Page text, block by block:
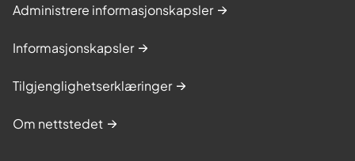
Administrere informasjonskapsler
Informasjonskapsler
Tilgjenglighetserklæringer
Om nettstedet